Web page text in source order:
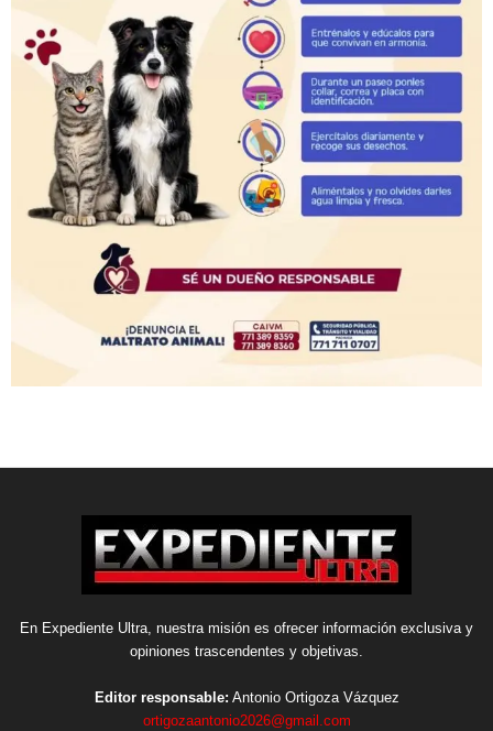
En Expediente Ultra, nuestra misión es ofrecer información exclusiva y
opiniones trascendentes y objetivas.
Editor responsable: Antonio Ortigoza Vázquez
ortigozaantonio2026@gmail.com